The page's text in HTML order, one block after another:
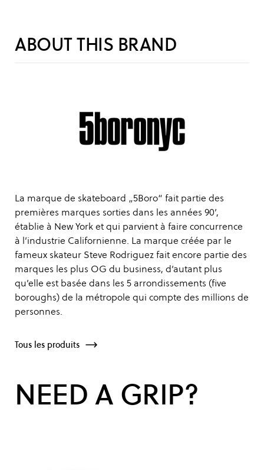
ABOUT THIS BRAND
La marque de skateboard „5Boro“ fait partie des
premières marques sorties dans les années 90’,
établie à New York et qui parvient à faire concurrence
à l’industrie Californienne. La marque créée par le
fameux skateur Steve Rodriguez fait encore partie des
marques les plus OG du business, d’autant plus
qu’elle est basée dans les 5 arrondissements (five
boroughs) de la métropole qui compte des millions de
personnes.
Tous les produits
NEED A GRIP?